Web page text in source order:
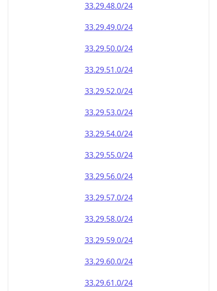
33.29.48.0/24
33.29.49.0/24
33.29.50.0/24
33.29.51.0/24
33.29.52.0/24
33.29.53.0/24
33.29.54.0/24
33.29.55.0/24
33.29.56.0/24
33.29.57.0/24
33.29.58.0/24
33.29.59.0/24
33.29.60.0/24
33.29.61.0/24